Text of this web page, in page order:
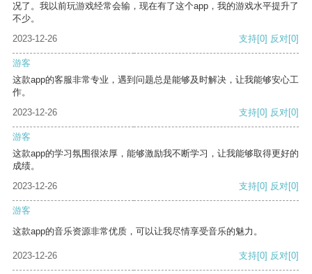
况了。我以前玩游戏经常会输，现在有了这个app，我的游戏水平提升了
不少。
2023-12-26
支持[0] 反对[0]
游客
这款app的客服非常专业，遇到问题总是能够及时解决，让我能够安心工
作。
2023-12-26
支持[0] 反对[0]
游客
这款app的学习氛围很浓厚，能够激励我不断学习，让我能够取得更好的
成绩。
2023-12-26
支持[0] 反对[0]
游客
这款app的音乐资源非常优质，可以让我尽情享受音乐的魅力。
2023-12-26 支持[0] 反对[0]